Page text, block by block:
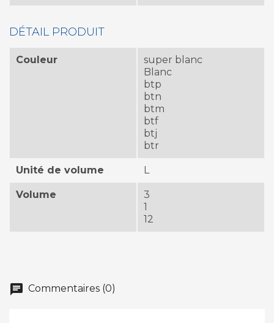
DÉTAIL PRODUIT
Couleur
super blanc
Blanc
btp
btn
btm
btf
btj
btr
Unité de volume L
Volume
3
1
12
chat Commentaires (0)